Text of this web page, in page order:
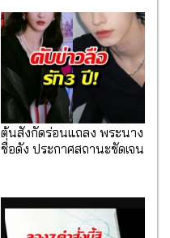
ต้นสังกัดร่อนแถลง พระนาง
ชื่อดัง ประกาศสถานะชัดเจน